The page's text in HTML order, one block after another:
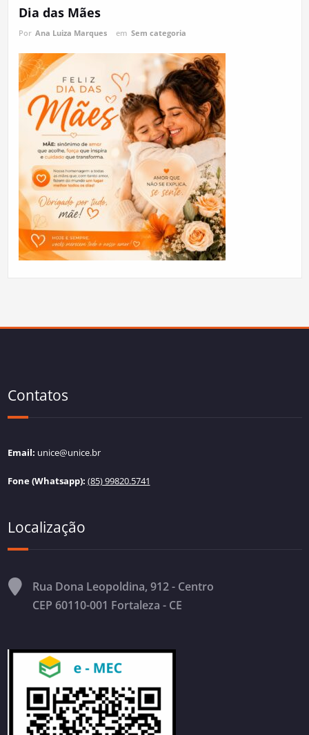
Dia das Mães
Por Ana Luiza Marques em Sem categoria
Contatos
Email: unice@unice.br
Fone (Whatsapp): (85) 99820.5741
Localização
Rua Dona Leopoldina, 912 - Centro
CEP 60110-001 Fortaleza - CE